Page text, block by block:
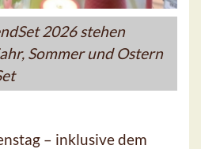
2026 stehen
Sommer und Ostern
– inklusive dem